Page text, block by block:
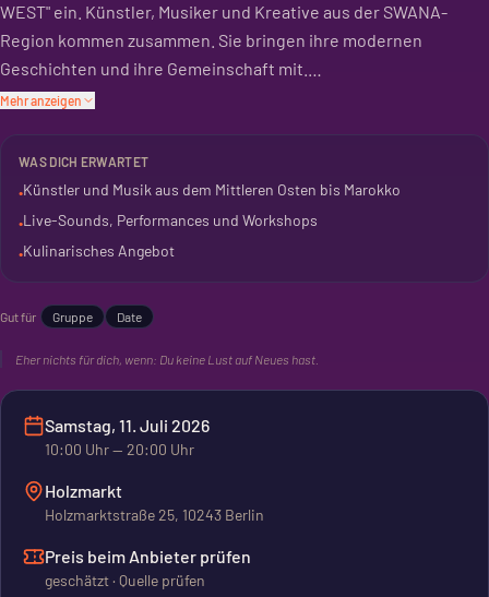
WEST" ein. Künstler, Musiker und Kreative aus der SWANA-
Region kommen zusammen. Sie bringen ihre modernen
Geschichten und ihre Gemeinschaft mit.
Performances. Dazu gibt es Workshops, um selbst aktiv zu
werden. Auch für das leibliche Wohl ist gesorgt.
gute Gelegenheit, Neues zu entdecken und gemeinsam zu
Mehr anzeigen
WAS DICH ERWARTET
•Künstler und Musik aus dem Mittleren Osten bis Marokko
•Live-Sounds, Performances und Workshops
•Kulinarisches Angebot
Gut für Gruppe Date
Eher nichts für dich, wenn: Du keine Lust auf Neues hast.
Samstag, 11. Juli 2026
10:00 Uhr— 20:00 Uhr
Holzmarkt
Holzmarktstraße 25, 10243 Berlin
Preis beim Anbieter prüfen
geschätzt · Quelle prüfen